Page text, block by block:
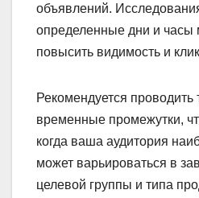
объявлений.
определенные дни и часы
повысить видимость и
Рекомендуется
временные промежутки,
когда ваша аудитория
может варьироваться в
целевой группы и типа